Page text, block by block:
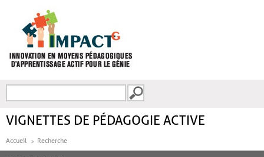
FORMULAIRE DE
VIGNETTES DE PÉDAGOGIE ACTIVE
Accueil Recherche